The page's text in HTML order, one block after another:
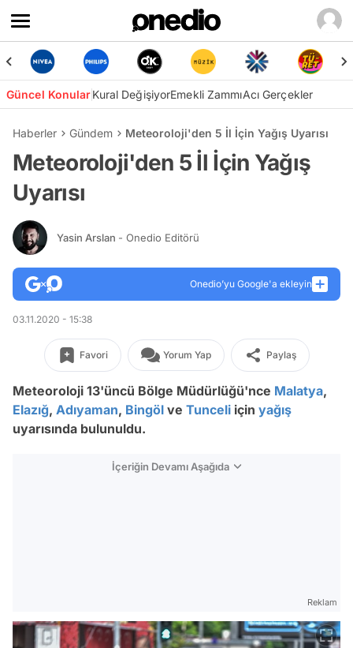
Güncel KonularKural DeğişiyorEmekli ZammıAcı Gerçekler
Haberler Gündem Meteoroloji'den 5 İl İçin Yağış Uyarısı
Meteoroloji'den 5 İl İçin Yağış
Uyarısı
Yasin Arslan - Onedio Editörü
Onedio’yu Google'a ekleyin
03.11.2020 - 15:38
Favori Yorum Yap Paylaş
Meteoroloji 13'üncü Bölge Müdürlüğü'nce Malatya,
Elazığ, Adıyaman, Bingöl ve Tunceli için yağış
uyarısında bulunuldu.
İçeriğin Devamı Aşağıda
Reklam